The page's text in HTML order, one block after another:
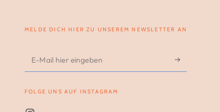
MELDE DICH HIER ZU UNSEREM NEWSLETTER AN
E-
Mail
hier
FOLGE UNS AUF INSTAGRAM